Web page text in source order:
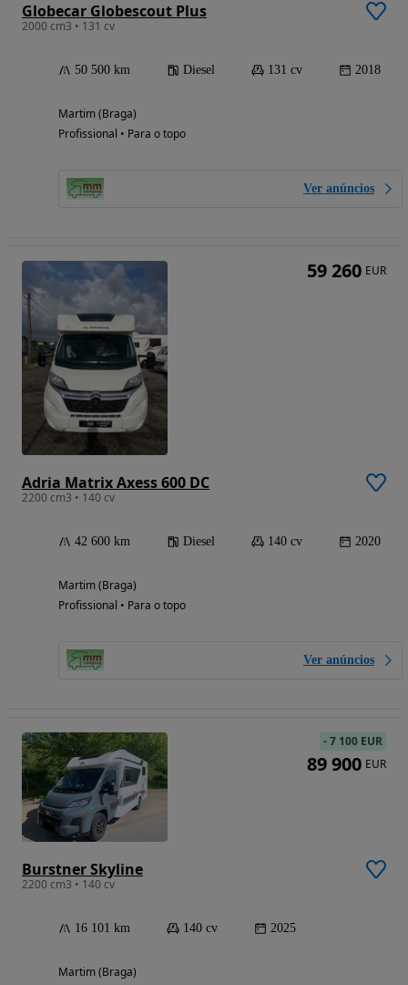
Globecar Globescout Plus
2000 cm3 • 131 cv
50 500 km Diesel 131 cv 2018
Martim (Braga)
Profissional • Para o topo
Ver anúncios
Adria Matrix Axess 600 DC
2200 cm3 • 140 cv
42 600 km Diesel 140 cv 2020
Martim (Braga)
Profissional • Para o topo
Ver anúncios
59 260 EUR
Burstner Skyline
2200 cm3 • 140 cv
16 101 km 140 cv 2025
Martim (Braga)
-7 100 EUR
89 900 EUR